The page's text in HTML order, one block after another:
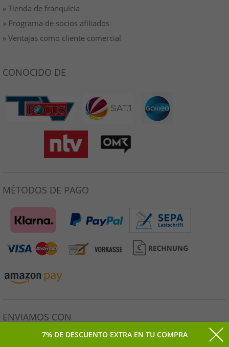
» Tienda de franquicia
» Programa de socios afiliados
» Ventajas como cliente comercial
CONOCIDO DE
MÉTODOS DE PAGO
ENVIAMOS CON
7% DE DESCUENTO EXTRA EN TU COMPRA